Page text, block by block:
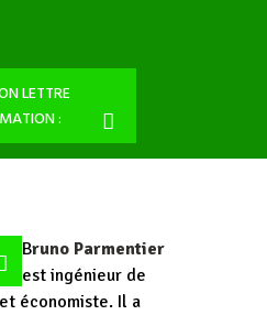
LETTRE
:
Bruno Parmentier
est ingénieur de
économiste. Il a